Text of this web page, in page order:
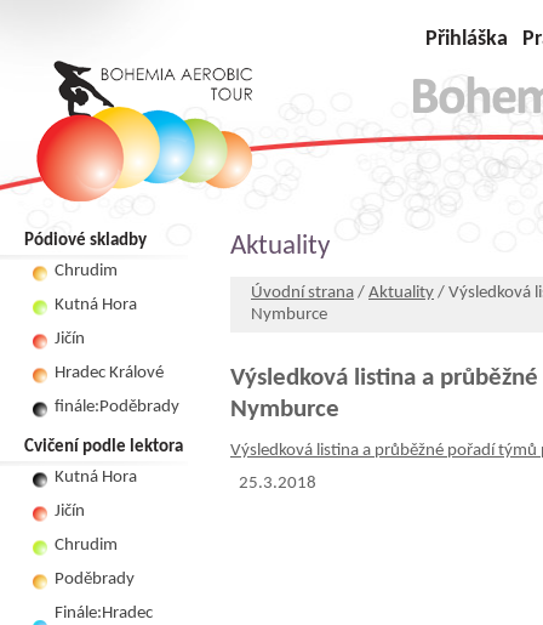
Přihláška
Pódiové skladby
Chrudim
Kutná Hora
Jičín
Hradec Králové
finále:Poděbrady
Cvičení podle lektora
Kutná Hora
Jičín
Chrudim
Poděbrady
Finále:Hradec
Aktuality
Úvodní strana / Aktuality / Výsledková
Nymburce
Výsledková listina a
Nymburce
Výsledková listina a průběžné pořadí
25.3.2018